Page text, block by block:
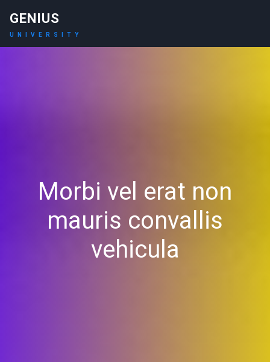
GENIUS
UNIVERSITY
Morbi vel erat non
mauris convallis
vehicula